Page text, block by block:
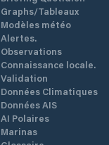
Graphs/Tableaux
Modèles météo
Alertes.
Observations
Connaissance locale.
Validation
Données Climatiques
Données AIS
AI Polaires
Marinas